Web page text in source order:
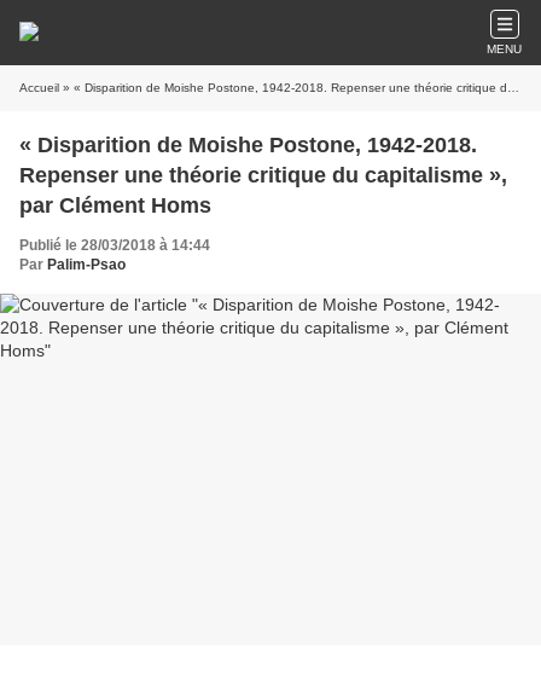
MENU
Accueil » « Disparition de Moishe Postone, 1942-2018. Repenser une théorie critique du capitalisme », par Clément Homs
« Disparition de Moishe Postone, 1942-2018.
Repenser une théorie critique du capitalisme »,
par Clément Homs
Publié le 28/03/2018 à 14:44
Par Palim-Psao